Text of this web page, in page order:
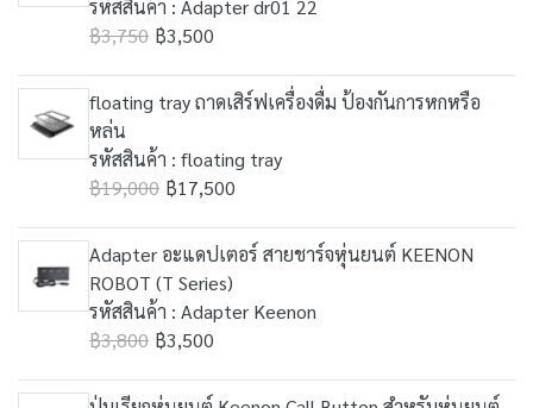
รหัสสินค้า : Adapter dr01 22
฿3,750 ฿3,500
floating tray ถาดเสิร์ฟเครื่องดื่ม ป้องกันการหกหรือ
หล่น
รหัสสินค้า : floating tray
฿19,000 ฿17,500
Adapter อะแดปเตอร์ สายชาร์จหุ่นยนต์ KEENON
ROBOT (T Series)
รหัสสินค้า : Adapter Keenon
฿3,800 ฿3,500